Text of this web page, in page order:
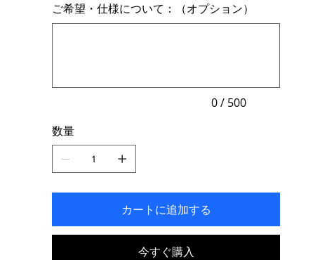
き
ま
す。
ご希望・仕様について：（オプション）
入
ま
す。
0 / 500
数量
カートに追加する
今すぐ購入